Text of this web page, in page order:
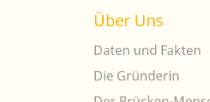
Über Uns
Daten und Fakten
Die Gründerin